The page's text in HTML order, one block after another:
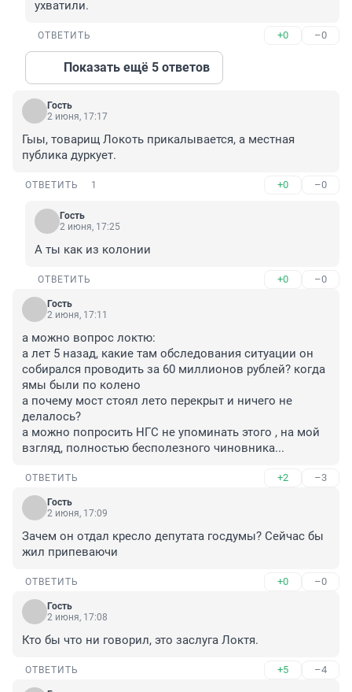
ухватили.
ОТВЕТИТЬ +0 –0
Показать ещё 5 ответов
Гость
2 июня, 17:17
Гыы, товарищ Локоть прикалывается, а местная
публика дуркует.
ОТВЕТИТЬ 1 +0 –0
Гость
2 июня, 17:25
А ты как из колонии
ОТВЕТИТЬ +0 –0
Гость
2 июня, 17:11
а можно вопрос локтю:
а лет 5 назад, какие там обследования ситуации он
собирался проводить за 60 миллионов рублей? когда
ямы были по колено
а почему мост стоял лето перекрыт и ничего не
делалось?
а можно попросить НГС не упоминать этого , на мой
взгляд, полностью бесполезного чиновника...
ОТВЕТИТЬ +2 –3
Гость
2 июня, 17:09
Зачем он отдал кресло депутата госдумы? Сейчас бы
жил припеваючи
ОТВЕТИТЬ +0 –0
Гость
2 июня, 17:08
Кто бы что ни говорил, это заслуга Локтя.
ОТВЕТИТЬ +5 –4